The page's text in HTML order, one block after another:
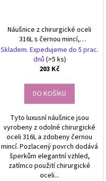
Náušnice z chirurgické oceli
316L s černou mincí,
pozlacené 18karátovým
zlatem, rozměry 3,2 x 2,2 cm
Skladem. Expedujeme do 5 prac.
dnů (>5 ks)
203 Kč
DO KOŠÍKU
Tyto luxusní náušnice jsou
vyrobeny z odolné chirurgické
oceli 316L a zdobeny černou
mincí. Pozlacený povrch dodává
šperkům elegantní vzhled,
zatímco použití chirurgické
oceli...